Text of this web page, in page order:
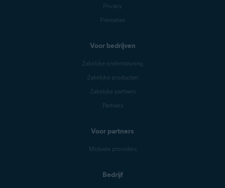
Privacy
Prestaties
Voor bedrijven
Zakelijke ondersteuning
Zakelijke producten
Zakelijke partners
Partners
Voor partners
Mobiele providers
Bedrijf